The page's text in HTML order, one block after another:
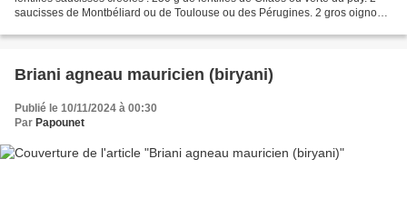
saucisses de Montbéliard ou de Toulouse ou des Pérugines. 2 gros oignons
Briani agneau mauricien (biryani)
Publié le 10/11/2024 à 00:30
Par Papounet